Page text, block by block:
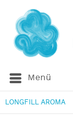
Menü
LONGFILL AROMA